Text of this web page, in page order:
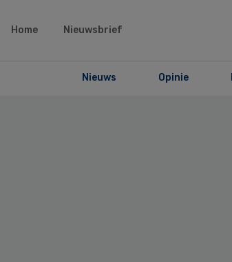
Home Nieuwsbrief
Nieuws Opinie